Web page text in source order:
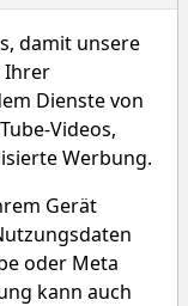
Auszeichnu...
30.06.26
damit unsere
Ihrer
Dienste von
Videos,
Werbung.
Gerät
oder Meta
kann auch